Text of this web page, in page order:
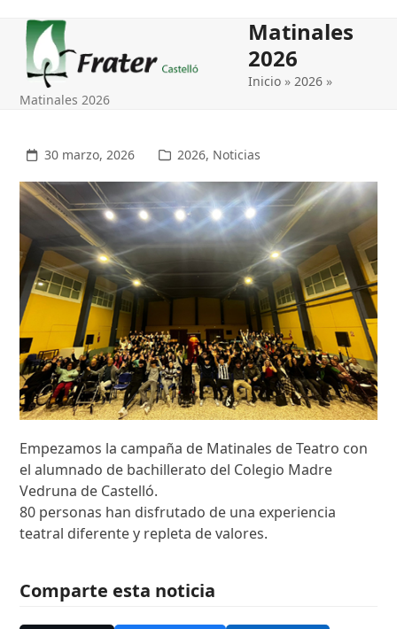
Open
mobile
menu
Close
mobile
menu
Matinales
2026
Inicio »2026 »
Matinales 2026
30 marzo, 2026 2026, Noticias
Empezamos la campaña de Matinales de Teatro con
el alumnado de bachillerato del Colegio Madre
Vedruna de Castelló.
80 personas han disfrutado de una experiencia
teatral diferente y repleta de valores.
Comparte esta noticia